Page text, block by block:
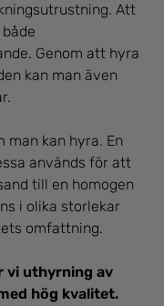
Att
Genom att hyra
kan man även
kan hyra. En
används för att
till en homogen
i olika storlekar
omfattning.
vi uthyrning av
hög kvalitet.